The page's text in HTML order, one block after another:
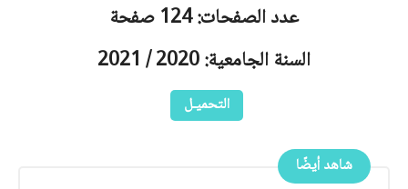
عدد الصفحات: 124 صفحة
السنة الجامعية: 2020 / 2021
التحميـل
شاهد أيضًا